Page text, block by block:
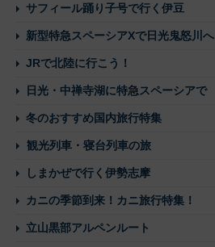
サフィール踊り子号で行く伊豆
新型特急スペーシアXで日光鬼怒川へ
JRで北陸に行こう！
日光・中禅寺湖に特急スペーシアで
冬のおすすめ国内旅行特集
観光列車・寝台列車の旅
しまかぜで行く伊勢志摩
カニの季節到来！カニ旅行特集！
立山黒部アルペンルート